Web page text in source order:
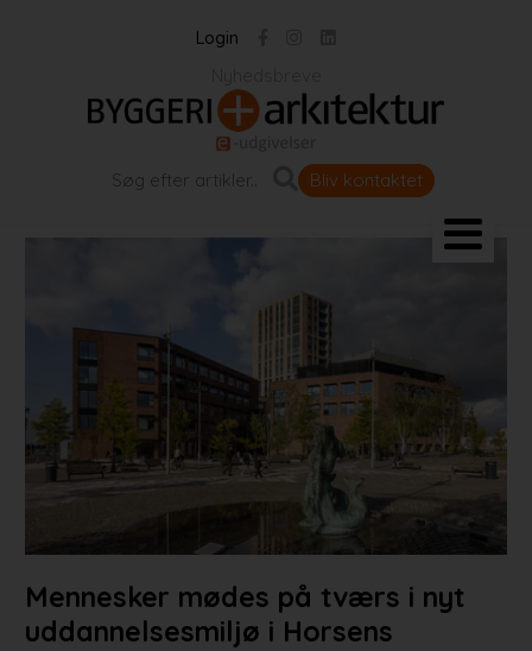
Login
Bliv kontaktet
Portrætter
Partnere
Mennesker mødes på tværs i nyt
uddannelsesmiljø i Horsens